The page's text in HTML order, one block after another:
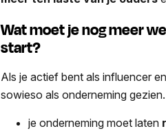
Wat moet je nog meer
start?
Als je actief bent als influencer
sowieso als onderneming
je onderneming moet laten